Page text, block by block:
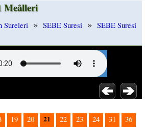
Meâlleri
Sureleri » SEBE Suresi » SEBE Suresi
19 20 21 22 23 24 31
36